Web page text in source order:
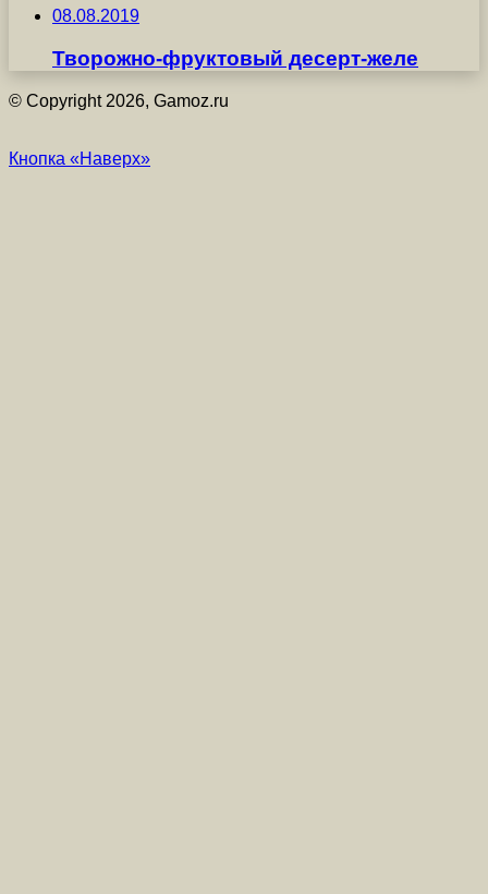
08.08.2019
Творожно-фруктовый десерт-желе
© Copyright 2026, Gamoz.ru
Кнопка «Наверх»